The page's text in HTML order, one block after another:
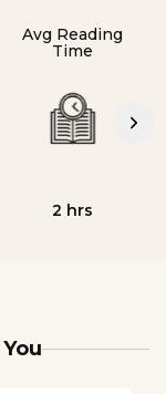
Avg Reading
Time
2 hrs